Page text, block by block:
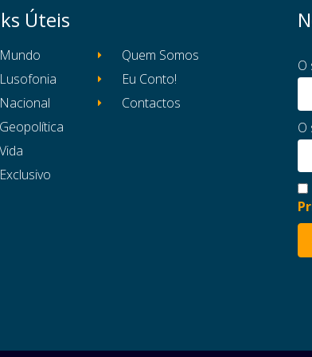
Úteis
Mundo
Lusofonia
Nacional
Geopolítica
Vida
Exclusivo
Quem Somos
Eu Conto!
Contactos
O
O